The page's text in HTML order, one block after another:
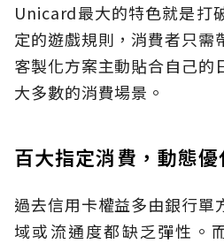
Unicard最大的特色就是打
定的遊戲規則，消費者只需
客製化方案主動貼合自己的
大多數的消費場景。
百大指定消費，動態
過去信用卡權益多由銀行單
域或流通度都缺乏彈性。